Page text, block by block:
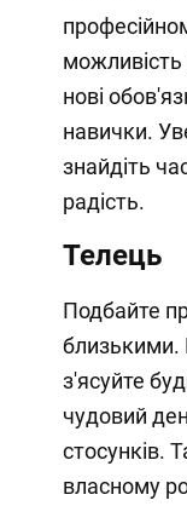
нові
навички.
знайдіть
радість.
Телець
Подбайте
близькими.
з'ясуйте
чудовий
стосунків.
власному